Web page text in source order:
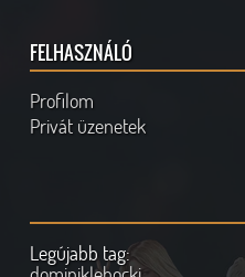
FELHASZNÁLÓ
Profilom
Privát üzenetek
Legújabb tag: